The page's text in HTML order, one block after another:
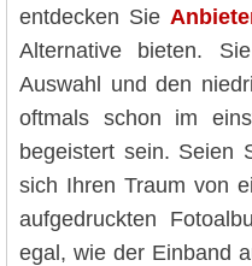
entdecken Sie
Alternative bieten.
Auswahl und den
oftmals schon im
begeistert sein. Seien
sich Ihren Traum von
aufgedruckten
egal, wie der Einband